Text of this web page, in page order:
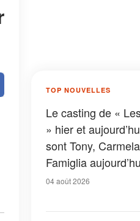
TOP NOUVELLES
Le casting de «
» hier et
sont Tony,
Famiglia
04 août 2026